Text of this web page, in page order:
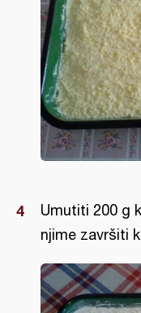
Umutiti 200 g
njime završiti